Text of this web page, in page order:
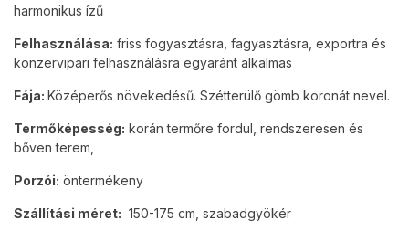
harmonikus ízű
Felhasználása: friss fogyasztásra, fagyasztásra, exportra és
konzervipari felhasználásra egyaránt alkalmas
Fája: Középerős növekedésű. Szétterülő gömb koronát nevel.
Termőképesség: korán termőre fordul, rendszeresen és
bőven terem,
Porzói: öntermékeny
Szállítási méret: 150-175 cm, szabadgyökér